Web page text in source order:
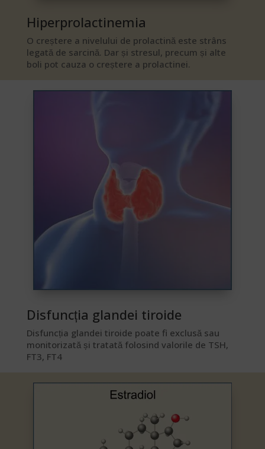
Hiperprolactinemia​
O creștere a nivelului de prolactină este strâns
legată de sarcină. Dar și stresul, precum și alte
boli pot cauza o creștere a prolactinei.
Disfuncția glandei tiroide​
Disfuncția glandei tiroide poate fi exclusă sau
monitorizată și tratată folosind valorile de TSH,
FT3, FT4